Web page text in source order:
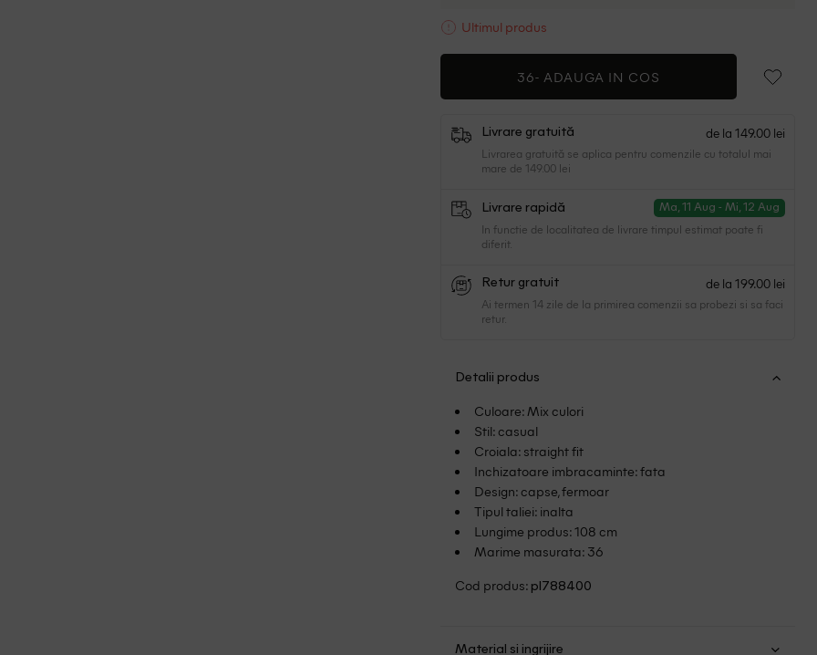
Ultimul produs
36- ADAUGA IN COS
Livrare gratuită de la 149.00 lei
Livrarea gratuită se aplica pentru comenzile cu totalul mai
mare de 149.00 lei
Livrare rapidă Ma, 11 Aug - Mi, 12 Aug
In functie de localitatea de livrare timpul estimat poate fi
diferit.
Retur gratuit de la 199.00 lei
Ai termen 14 zile de la primirea comenzii sa probezi si sa faci
retur.
Detalii produs
Culoare: Mix culori
Stil: casual
Croiala: straight fit
Inchizatoare imbracaminte: fata
Design: capse, fermoar
Tipul taliei: inalta
Lungime produs: 108 cm
Marime masurata: 36
Cod produs: pl788400
Material si ingrijire